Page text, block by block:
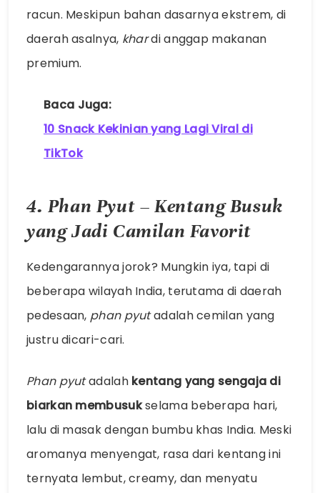
racun. Meskipun bahan dasarnya ekstrem, di
daerah asalnya, khardi anggap makanan
premium.
Baca Juga:
10 Snack Kekinian yang Lagi Viral di
TikTok
4. Phan Pyut – Kentang Busuk
yang Jadi Camilan Favorit
Kedengarannya jorok? Mungkin iya, tapi di
beberapa wilayah India, terutama di daerah
pedesaan, phan pyutadalah cemilan yang
justru dicari-cari.
Phan pyutadalah kentang yang sengaja di
biarkan membusukselama beberapa hari,
lalu di masak dengan bumbu khas India. Meski
aromanya menyengat, rasa dari kentang ini
ternyata lembut, creamy, dan menyatu